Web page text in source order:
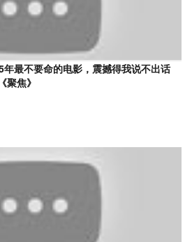
年最不要命的电影，震撼得我说不出话
聚焦》